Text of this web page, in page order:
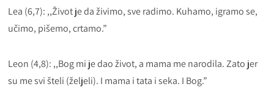
Lea (6,7): ,,Život je da živimo, sve radimo. Kuhamo, igramo se,
učimo, pišemo, crtamo.”
Leon (4,8): ,,Bog mi je dao život, a mama me narodila. Zato jer
su me svi šteli (željeli). I mama i tata i seka. I Bog.”